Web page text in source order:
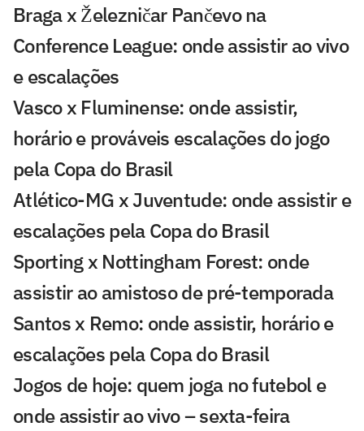
Braga x Železničar Pančevo na
Conference League: onde assistir ao vivo
e escalações
Vasco x Fluminense: onde assistir,
horário e prováveis escalações do jogo
pela Copa do Brasil
Atlético-MG x Juventude: onde assistir e
escalações pela Copa do Brasil
Sporting x Nottingham Forest: onde
assistir ao amistoso de pré-temporada
Santos x Remo: onde assistir, horário e
escalações pela Copa do Brasil
Jogos de hoje: quem joga no futebol e
onde assistir ao vivo – sexta-feira